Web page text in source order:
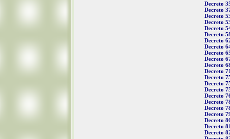
Decreto
Decreto
Decreto
Decreto
Decreto
Decreto
Decreto
Decreto
Decreto
Decreto
Decreto
Decreto
Decreto
Decreto
Decreto
Decreto
Decreto
Decreto
Decreto
Decreto
Decreto
Decreto